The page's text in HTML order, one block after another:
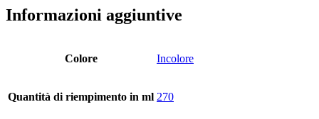
Lattine(73)
Nebulizzatore fine(8)
Informazioni aggiuntive
Colore Incolore
Quantità di riempimento in ml 270